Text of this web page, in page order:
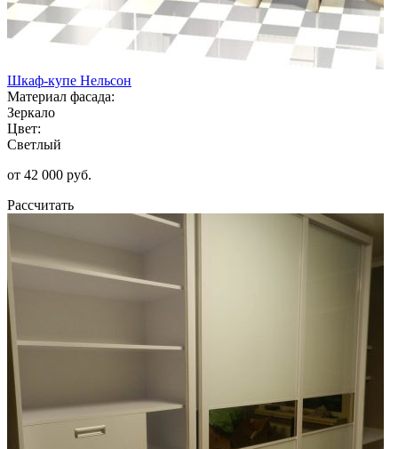
Шкаф-купе Нельсон
Материал фасада:
Зеркало
Цвет:
Светлый
от 42 000 руб.
Рассчитать